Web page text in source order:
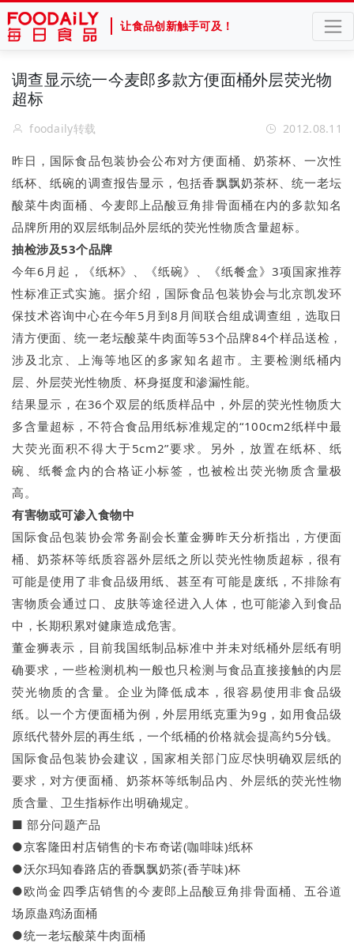
让食品创新触手可及！
调查显示统一今麦郎多款方便面桶外层荧光物
超标
foodaily转载 2012.08.11
昨日，国际食品包装协会公布对方便面桶、奶茶杯、一次性
纸杯、纸碗的调查报告显示，包括香飘飘奶茶杯、统一老坛
酸菜牛肉面桶、今麦郎上品酸豆角排骨面桶在内的多款知名
品牌所用的双层纸制品外层纸的荧光性物质含量超标。
抽检涉及53个品牌
今年6月起，《纸杯》、《纸碗》、《纸餐盒》3项国家推荐
性标准正式实施。据介绍，国际食品包装协会与北京凯发环
保技术咨询中心在今年5月到8月间联合组成调查组，选取日
清方便面、统一老坛酸菜牛肉面等53个品牌84个样品送检，
涉及北京、上海等地区的多家知名超市。主要检测纸桶内
层、外层荧光性物质、杯身挺度和渗漏性能。
结果显示，在36个双层的纸质样品中，外层的荧光性物质大
多含量超标，不符合食品用纸标准规定的“100cm2纸样中最
大荧光面积不得大于5cm2”要求。另外，放置在纸杯、纸
碗、纸餐盒内的合格证小标签，也被检出荧光物质含量极
高。
有害物或可渗入食物中
国际食品包装协会常务副会长董金狮昨天分析指出，方便面
桶、奶茶杯等纸质容器外层纸之所以荧光性物质超标，很有
可能是使用了非食品级用纸、甚至有可能是废纸，不排除有
害物质会通过口、皮肤等途径进入人体，也可能渗入到食品
中，长期积累对健康造成危害。
董金狮表示，目前我国纸制品标准中并未对纸桶外层纸有明
确要求，一些检测机构一般也只检测与食品直接接触的内层
荧光物质的含量。企业为降低成本，很容易使用非食品级
纸。以一个方便面桶为例，外层用纸克重为9g，如用食品级
原纸代替外层的再生纸，一个纸桶的价格就会提高约5分钱。
国际食品包装协会建议，国家相关部门应尽快明确双层纸的
要求，对方便面桶、奶茶杯等纸制品内、外层纸的荧光性物
质含量、卫生指标作出明确规定。
■ 部分问题产品
●京客隆田村店销售的卡布奇诺(咖啡味)纸杯
●沃尔玛知春路店的香飘飘奶茶(香芋味)杯
●欧尚金四季店销售的今麦郎上品酸豆角排骨面桶、五谷道
场原蛊鸡汤面桶
●统一老坛酸菜牛肉面桶